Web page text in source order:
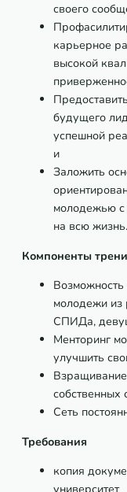
своего
карьерное
высокой
будущего
успешной
и
Заложить
молодежью с
на всю жизнь.
Компоненты
молодежи из
СПИДа,
Менторинг
улучшить
собственных
Сеть
Требования
копия
университет